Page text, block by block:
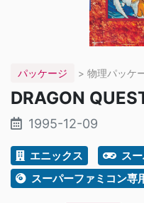
パッケージ > 物理パッケ
DRAGON
1995-12-09
エニックス
ス
スーパーファミコン専